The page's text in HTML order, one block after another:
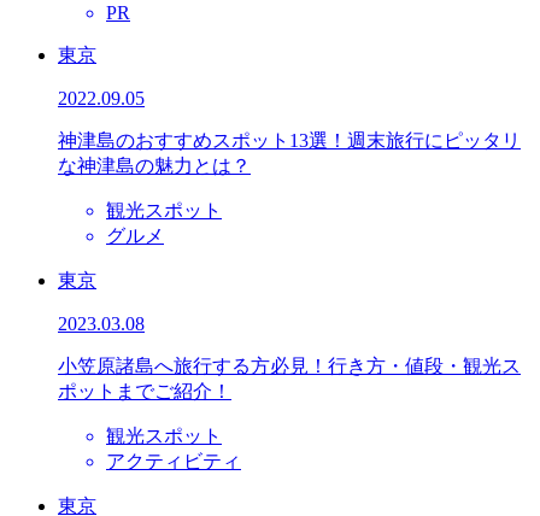
PR
東京
2022.09.05
神津島のおすすめスポット13選！週末旅行にピッタリ
な神津島の魅力とは？
観光スポット
グルメ
東京
2023.03.08
小笠原諸島へ旅行する方必見！行き方・値段・観光ス
ポットまでご紹介！
観光スポット
アクティビティ
東京